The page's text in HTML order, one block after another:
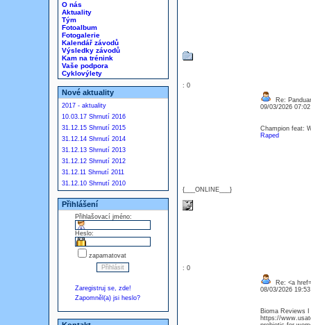
O nás
Aktuality
Tým
Fotoalbum
Fotogalerie
Kalendář závodů
Výsledky závodů
Kam na trénink
Vaše podpora
Cyklovýlety
Nové aktuality
2017 - aktuality
10.03.17 Shrnutí 2016
31.12.15 Shrnutí 2015
31.12.14 Shrnutí 2014
31.12.13 Shrnutí 2013
31.12.12 Shrnutí 2012
31.12.11 Shrnutí 2011
31.12.10 Shrnutí 2010
Přihlášení
Přihlašovací jméno:
Heslo:
zapamatovat
Zaregistruj se, zde!
Zapomněl(a) jsi heslo?
: 0
{___ONLINE___}
Re:
09/03/2026
Champion feat:
Raped
: 0
Re: <a
08/03/2026
Bioma Reviews
https://